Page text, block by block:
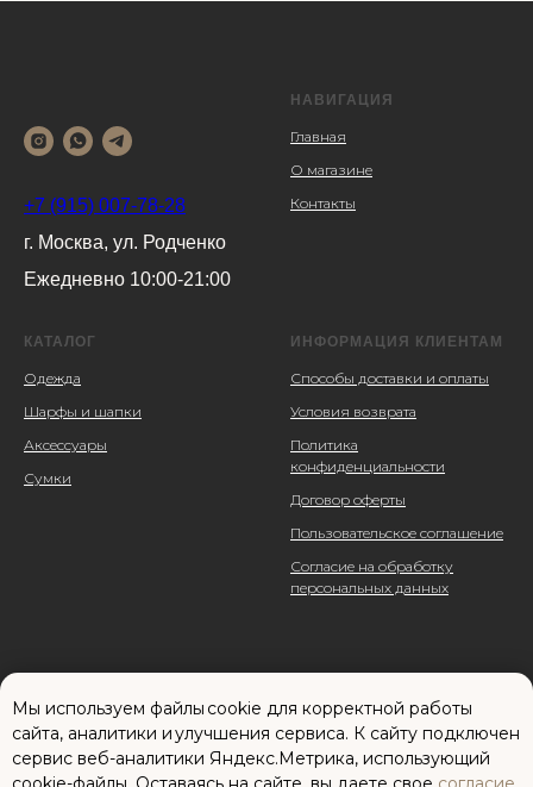
Мы используем файлы cookie для корректной работы
сайта, аналитики и улучшения сервиса. К cайту подключен
сервис веб-аналитики Яндекс.Метрика, использующий
+7 (915) 007-78-28
г. Москва, ул. Родченко
Ежедневно 10:00-21:00
НАВИГАЦИЯ
Главная
О магазине
Контакты
КАТАЛОГ
Одежда
Шарфы и шапки
Аксессуары
Сумки
ИНФОРМАЦИЯ КЛИЕНТАМ
Способы доставки и оплаты
Условия возврата
Политика
конфиденциальности
Договор оферты
Пользовательское соглашение
Согласие на обработку
персональных данных